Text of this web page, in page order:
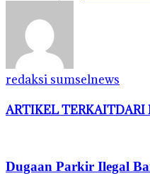
redaksi sumselnews
ARTIKEL TERKAITDARI
Dugaan Parkir Ilegal